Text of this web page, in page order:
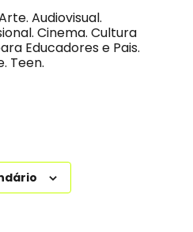
Audiovisual.
Cinema. Cultura
Educadores e Pais.
Teen.